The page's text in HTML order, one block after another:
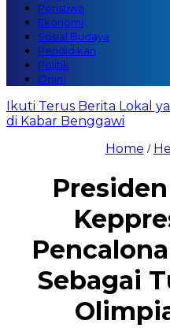
Peristiwa
Ekonomi
Sosial Budaya
Pendidikan
Politik
Opini
Ikuti Terus Berita Lokal
di Kabar Benggawi
Home /
Sebagai